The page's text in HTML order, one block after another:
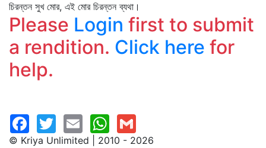
চিরন্তন সুখ মোর, এই মোর চিরন্তন ব্যথা।
Please Login first to submit
a rendition. Click here for
help.
© Kriya Unlimited | 2010 - 2026